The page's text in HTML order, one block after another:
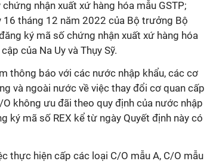
nhận xuất xứ hàng hóa mẫu GSTP;
tháng 12 năm 2022 của Bộ trưởng Bộ
ký mã số chứng nhận xuất xứ hàng hóa
của Na Uy và Thụy Sỹ.
thông báo với các nước nhập khẩu, các cơ
và ngoài nước về việc thay đổi cơ quan cấp
không ưu đãi theo quy định của nước nhập
ký mã số REX kể từ ngày Quyết định này có
thực hiện cấp các loại C/O mẫu A, C/O mẫu